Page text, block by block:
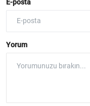
E-posta
Yorum